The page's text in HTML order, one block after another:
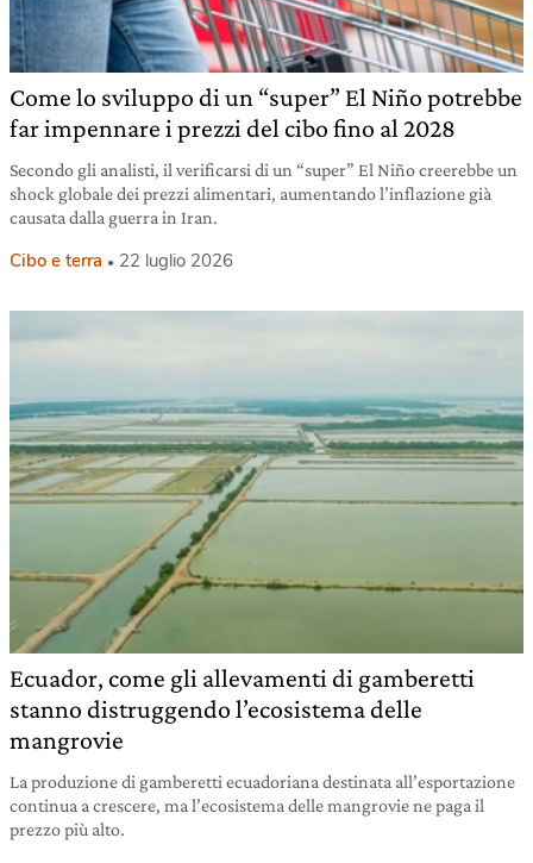
Come lo sviluppo di un “super” El Niño potrebbe
far impennare i prezzi del cibo fino al 2028
Secondo gli analisti, il verificarsi di un “super” El Niño creerebbe un
shock globale dei prezzi alimentari, aumentando l’inflazione già
causata dalla guerra in Iran.
Cibo e terra 22 luglio 2026
Ecuador, come gli allevamenti di gamberetti
stanno distruggendo l’ecosistema delle
mangrovie
La produzione di gamberetti ecuadoriana destinata all’esportazione
continua a crescere, ma l’ecosistema delle mangrovie ne paga il
prezzo più alto.